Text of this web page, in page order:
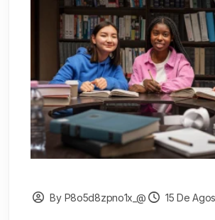
By P8o5d8zpno1x_@ 15 De